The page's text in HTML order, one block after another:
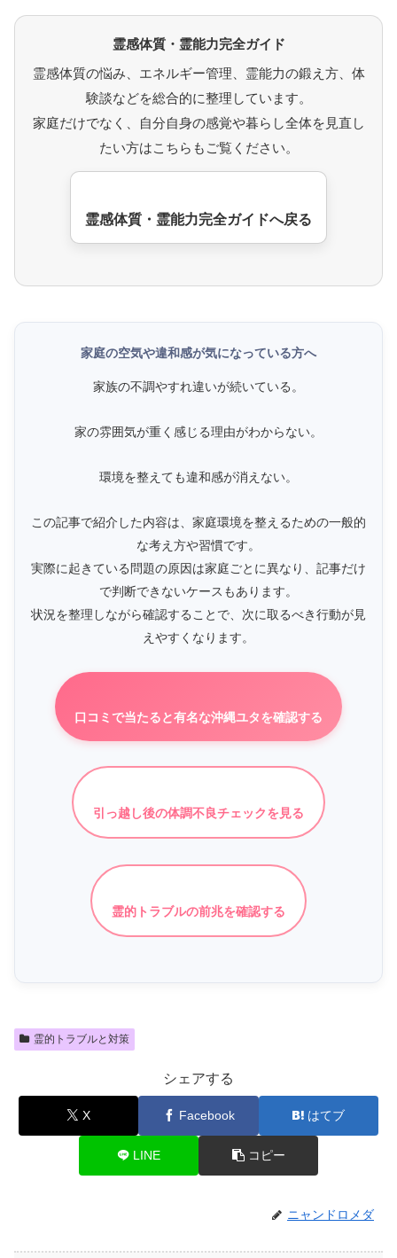
霊感体質・霊能力完全ガイド
霊感体質の悩み、エネルギー管理、霊能力の鍛え方、体
験談などを総合的に整理しています。
家庭だけでなく、自分自身の感覚や暮らし全体を見直し
たい方はこちらもご覧ください。
霊感体質・霊能力完全ガイドへ戻る
家庭の空気や違和感が気になっている方へ
家族の不調やすれ違いが続いている。
家の雰囲気が重く感じる理由がわからない。
環境を整えても違和感が消えない。
この記事で紹介した内容は、家庭環境を整えるための一般的
な考え方や習慣です。
実際に起きている問題の原因は家庭ごとに異なり、記事だけ
で判断できないケースもあります。
状況を整理しながら確認することで、次に取るべき行動が見
えやすくなります。
口コミで当たると有名な沖縄ユタを確認する
引っ越し後の体調不良チェックを見る
霊的トラブルの前兆を確認する
霊的トラブルと対策
シェアする
X Facebook はてブ
LINE コピー
ニャンドロメダ